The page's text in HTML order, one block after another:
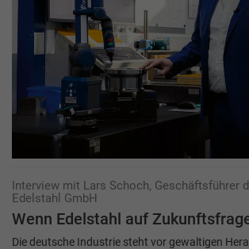
Interview mit Lars Schoch, Geschäftsführer
Edelstahl GmbH
Wenn Edelstahl auf
Die deutsche Industrie steht vor gewaltigen